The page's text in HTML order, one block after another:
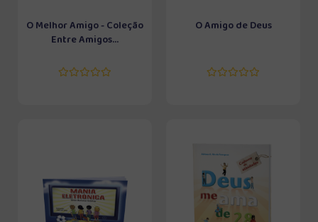
O Melhor Amigo - Coleção
Entre Amigos...
O Amigo de Deus